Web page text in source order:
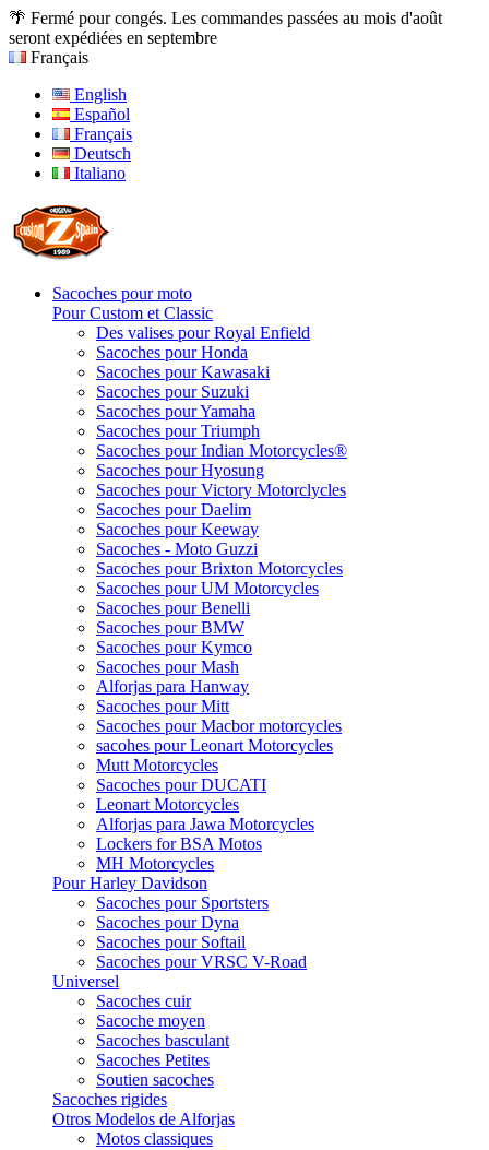
🌴 Fermé pour congés. Les commandes passées au mois d'août
seront expédiées en septembre
Français
English
Español
Français
Deutsch
Italiano
Sacoches pour moto
Pour Custom et Classic
Des valises pour Royal Enfield
Sacoches pour Honda
Sacoches pour Kawasaki
Sacoches pour Suzuki
Sacoches pour Yamaha
Sacoches pour Triumph
Sacoches pour Indian Motorcycles®
Sacoches pour Hyosung
Sacoches pour Victory Motorclycles
Sacoches pour Daelim
Sacoches pour Keeway
Sacoches - Moto Guzzi
Sacoches pour Brixton Motorcycles
Sacoches pour UM Motorcycles
Sacoches pour Benelli
Sacoches pour BMW
Sacoches pour Kymco
Sacoches pour Mash
Alforjas para Hanway
Sacoches pour Mitt
Sacoches pour Macbor motorcycles
sacohes pour Leonart Motorcycles
Mutt Motorcycles
Sacoches pour DUCATI
Leonart Motorcycles
Alforjas para Jawa Motorcycles
Lockers for BSA Motos
MH Motorcycles
Pour Harley Davidson
Sacoches pour Sportsters
Sacoches pour Dyna
Sacoches pour Softail
Sacoches pour VRSC V-Road
Universel
Sacoches cuir
Sacoche moyen
Sacoches basculant
Sacoches Petites
Soutien sacoches
Sacoches rigides
Otros Modelos de Alforjas
Motos classiques